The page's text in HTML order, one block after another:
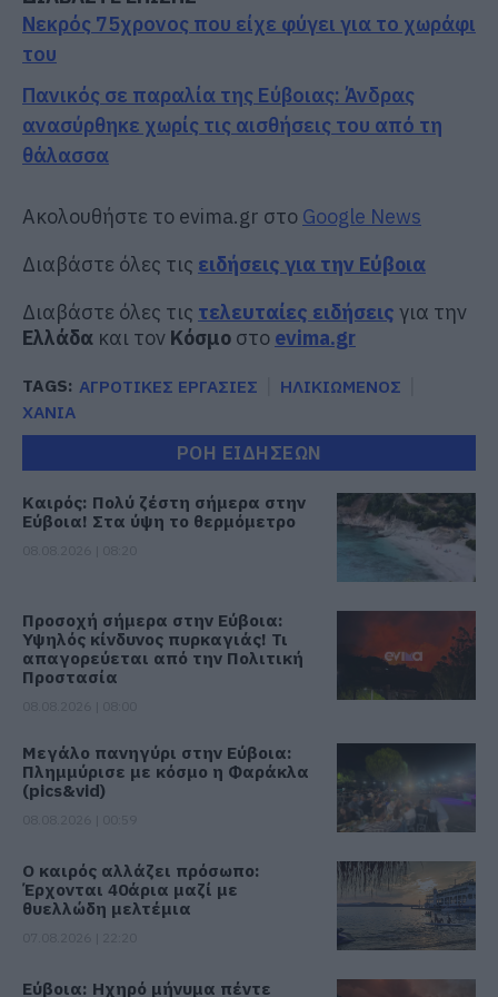
Νεκρός 75χρονος που είχε φύγει για το χωράφι
του
Πανικός σε παραλία της Εύβοιας: Άνδρας
ανασύρθηκε χωρίς τις αισθήσεις του από τη
θάλασσα
Ακολουθήστε το evima.gr στο Google News
Διαβάστε όλες τις ειδήσεις για την Εύβοια
Διαβάστε όλες τις τελευταίες ειδήσεις για την
Ελλάδα και τον Κόσμο στο evima.gr
TAGS: ΑΓΡΟΤΙΚΕΣ ΕΡΓΑΣΙΕΣ
ΗΛΙΚΙΩΜΕΝΟΣ
ΧΑΝΙΑ
ΡΟΗ ΕΙΔΗΣΕΩΝ
Καιρός: Πολύ ζέστη σήμερα στην
Εύβοια! Στα ύψη το θερμόμετρο
Προσοχή σήμερα στην Εύβοια:
Υψηλός κίνδυνος πυρκαγιάς! Τι
απαγορεύεται από την Πολιτική
Προστασία
Μεγάλο πανηγύρι στην Εύβοια:
Πλημμύρισε με κόσμο η Φαράκλα
(pics&vid)
Ο καιρός αλλάζει πρόσωπο:
Έρχονται 40άρια μαζί με
θυελλώδη μελτέμια
Εύβοια: Ηχηρό μήνυμα πέντε